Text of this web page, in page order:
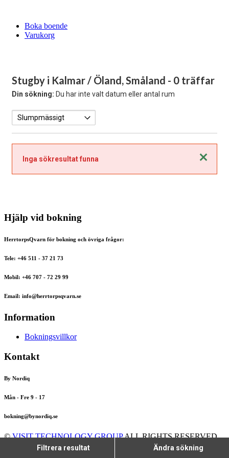
Boka boende
Varukorg
Stugby i Kalmar / Öland, Småland - 0 träffar
Din sökning: Du har inte valt datum eller antal rum
Stäng
Inga sökresultat funna
Filtrera resultat Ändra sökning
Hjälp vid bokning
HerrtorpsQvarn för bokning och övriga frågor:
Tele: +46 511 - 37 21 73
Mobil: +46 707 - 72 29 99
Email: info@herrtorpsqvarn.se
Information
Bokningsvillkor
Kontakt
By Nordiq
Mån - Fre 9 - 17
bokning@bynordiq.se
©VISIT TECHNOLOGY GROUPALL RIGHTS RESERVED
CITYBREAK™ INFORMATION & RESERVATION SYSTEM